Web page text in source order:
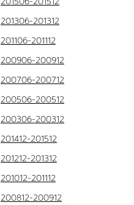
201306-201312
201106-201112
200906-200912
200706-200712
200506-200512
200306-200312
201412-201512
201212-201312
201012-201112
200812-200912